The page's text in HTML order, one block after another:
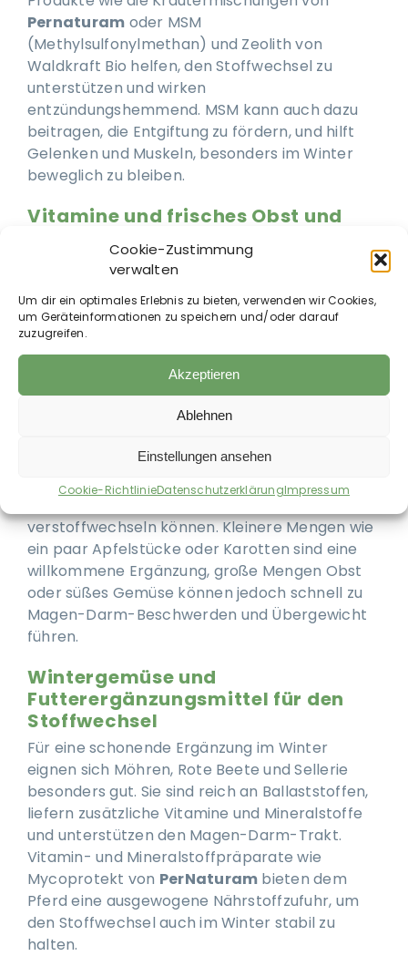
Cookie-Zustimmung
verwalten
Um dir ein optimales Erlebnis zu bieten, verwenden wir Cookies,
um Geräteinformationen zu speichern und/oder darauf
zuzugreifen.
Akzeptieren
Ablehnen
Einstellungen ansehen
Cookie-RichtlinieDatenschutzerklärungImpressum
Pernaturam oder MSM
(Methylsulfonylmethan) und Zeolith von
Waldkraft Bio helfen, den Stoffwechsel zu
unterstützen und wirken
entzündungshemmend. MSM kann auch dazu
beitragen, die Entgiftung zu fördern, und hilft
Gelenken und Muskeln, besonders im Winter
beweglich zu bleiben.
Vitamine und frisches Obst und
Gemüse – Vorsicht bei der
Dosierung!
Immunsystem und den Stoffwechsel des
Pferdes zu unterstützen. Besonders in der
kalten Jahreszeit, in der das Futter nicht mehr
so nährstoffreich ist wie frisches Gras, kann
eine Ergänzung von Vitaminen sinnvoll sein.
Frisches Obst und Gemüse liefern Vitamin C, E
Hautgesundheit zugutekommen. Aber Vorsicht:
Zu viel Obst kann zu Verdauungsproblemen
verstoffwechseln können. Kleinere Mengen wie
ein paar Apfelstücke oder Karotten sind eine
willkommene Ergänzung, große Mengen Obst
oder süßes Gemüse können jedoch schnell zu
Magen-Darm-Beschwerden und Übergewicht
führen.
Wintergemüse und
Futterergänzungsmittel für den
Stoffwechsel
Für eine schonende Ergänzung im Winter
eignen sich Möhren, Rote Beete und Sellerie
besonders gut. Sie sind reich an Ballaststoffen,
liefern zusätzliche Vitamine und Mineralstoffe
und unterstützen den Magen-Darm-Trakt.
Vitamin- und Mineralstoffpräparate wie
Mycoprotekt von PerNaturam bieten dem
Pferd eine ausgewogene Nährstoffzufuhr, um
den Stoffwechsel auch im Winter stabil zu
halten.